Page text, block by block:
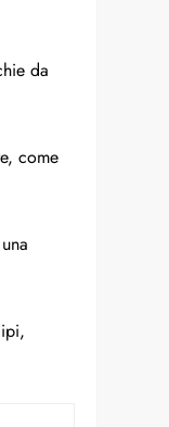
da
come